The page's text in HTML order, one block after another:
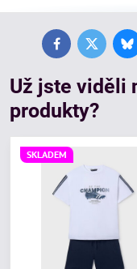
FacebookTwitter
Už jste viděli
produkty?
SKLADEM